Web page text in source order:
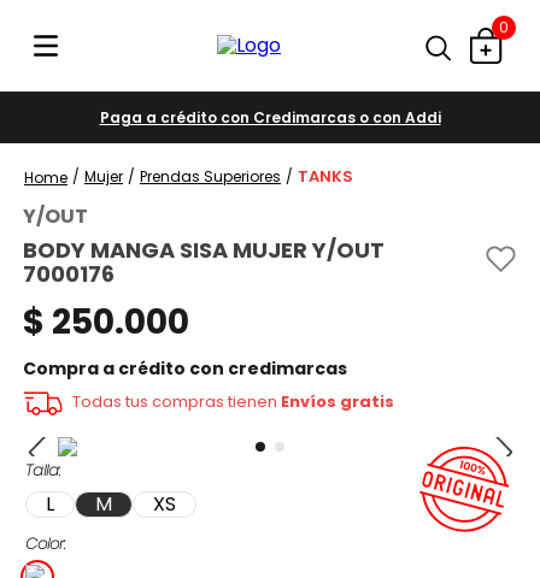
0
Paga a crédito con Credimarcas o con Addi
Mujer Prendas Superiores TANKS
Y/OUT
BODY MANGA SISA MUJER Y/OUT
7000176
$ 250.000
Compra a crédito con credimarcas
Todas tus compras tienen Envíos gratis
Talla
L M XS
Color